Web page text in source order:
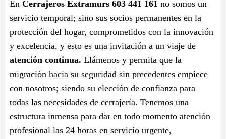
En Cerrajeros Extramurs 603 441 161 no somos un
servicio temporal; sino sus socios permanentes en la
protección del hogar, comprometidos con la innovación
y excelencia, y esto es una invitación a un viaje de
atención continua. Llámenos y permita que la
migración hacia su seguridad sin precedentes empiece
con nosotros; siendo su elección de confianza para
todas las necesidades de cerrajería. Tenemos una
estructura inmensa para dar en todo momento atención
profesional las 24 horas en servicio urgente,